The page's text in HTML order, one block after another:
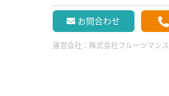
お問合わせ
運営会社： 株式会社フルーツマン